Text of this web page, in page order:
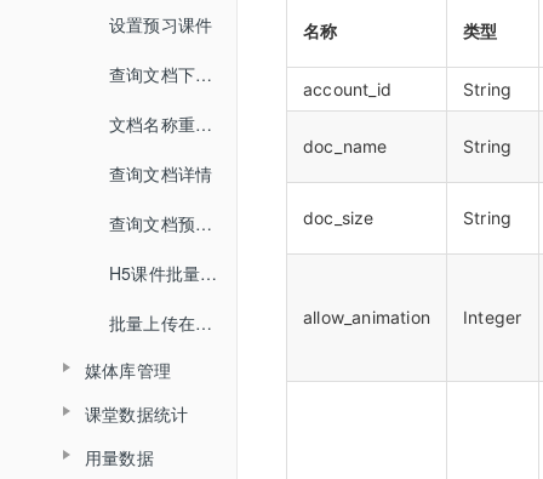
回放重制 查询回放观看统计时长
查询视频详细信息
提交分角色ASR任务
查询分角色ASR结果
设置预习课件
查询文档下载地址
文档名称重命名
查询文档详情
查询文档预览地址
H5课件批量上传
批量上传在线文档
媒体库管理
上传视频
关联视频
课堂数据统计
用量数据
名称 类型
account_id String
doc_name String
doc_size String
allow_animation Integer